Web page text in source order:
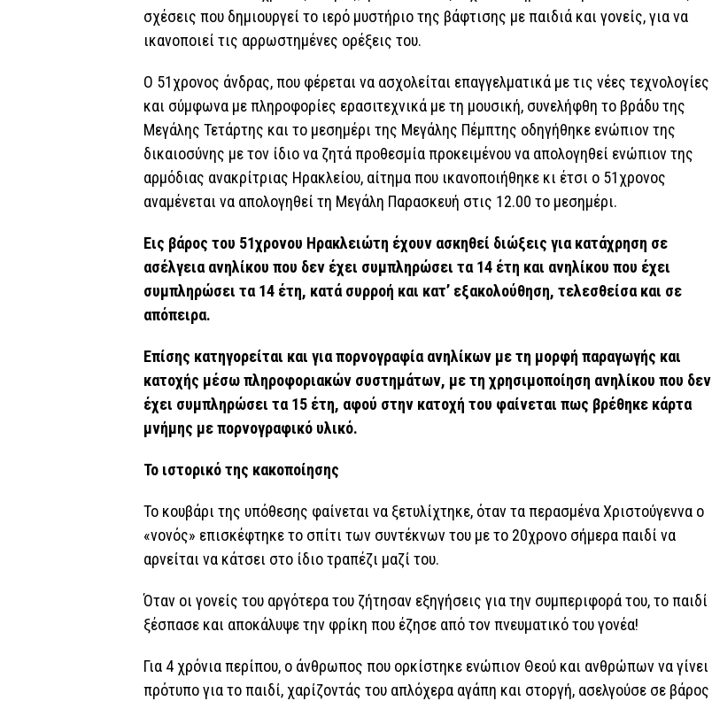
σχέσεις που δημιουργεί το ιερό μυστήριο της βάφτισης με παιδιά και γονείς, για να
ικανοποιεί τις αρρωστημένες ορέξεις του.
Ο 51χρονος άνδρας, που φέρεται να ασχολείται επαγγελματικά με τις νέες τεχνολογίες
και σύμφωνα με πληροφορίες ερασιτεχνικά με τη μουσική, συνελήφθη το βράδυ της
Μεγάλης Τετάρτης και το μεσημέρι της Μεγάλης Πέμπτης οδηγήθηκε ενώπιον της
δικαιοσύνης με τον ίδιο να ζητά προθεσμία προκειμένου να απολογηθεί ενώπιον της
αρμόδιας ανακρίτριας Ηρακλείου, αίτημα που ικανοποιήθηκε κι έτσι ο 51χρονος
αναμένεται να απολογηθεί τη Μεγάλη Παρασκευή στις 12.00 το μεσημέρι.
Εις βάρος του 51χρονου Ηρακλειώτη έχουν ασκηθεί διώξεις για κατάχρηση σε
ασέλγεια ανηλίκου που δεν έχει συμπληρώσει τα 14 έτη και ανηλίκου που έχει
συμπληρώσει τα 14 έτη, κατά συρροή και κατ’ εξακολούθηση, τελεσθείσα και σε
απόπειρα.
Επίσης κατηγορείται και για πορνογραφία ανηλίκων με τη μορφή παραγωγής και
κατοχής μέσω πληροφοριακών συστημάτων, με τη χρησιμοποίηση ανηλίκου που δεν
έχει συμπληρώσει τα 15 έτη, αφού στην κατοχή του φαίνεται πως βρέθηκε κάρτα
μνήμης με πορνογραφικό υλικό.
Το ιστορικό της κακοποίησης
Το κουβάρι της υπόθεσης φαίνεται να ξετυλίχτηκε, όταν τα περασμένα Χριστούγεννα ο
«νονός» επισκέφτηκε το σπίτι των συντέκνων του με το 20χρονο σήμερα παιδί να
αρνείται να κάτσει στο ίδιο τραπέζι μαζί του.
Όταν οι γονείς του αργότερα του ζήτησαν εξηγήσεις για την συμπεριφορά του, το παιδί
ξέσπασε και αποκάλυψε την φρίκη που έζησε από τον πνευματικό του γονέα!
Για 4 χρόνια περίπου, ο άνθρωπος που ορκίστηκε ενώπιον Θεού και ανθρώπων να γίνει
πρότυπο για το παιδί, χαρίζοντάς του απλόχερα αγάπη και στοργή, ασελγούσε σε βάρος